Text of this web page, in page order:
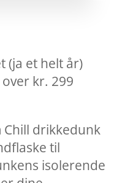
(ja et helt år)
kr. 299
Chill drikkedunk
til
isolerende